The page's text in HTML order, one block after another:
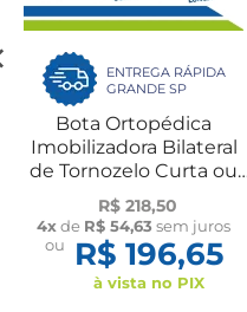
ENTREGA RÁPIDA
GRANDE SP
Bota Ortopédica
Imobilizadora Bilateral
de Tornozelo Curta ou
Longa UN Dilepé
R$ 218,50
4xde R$ 54,63 sem juros
ou
R$ 196,65
à vista no PIX